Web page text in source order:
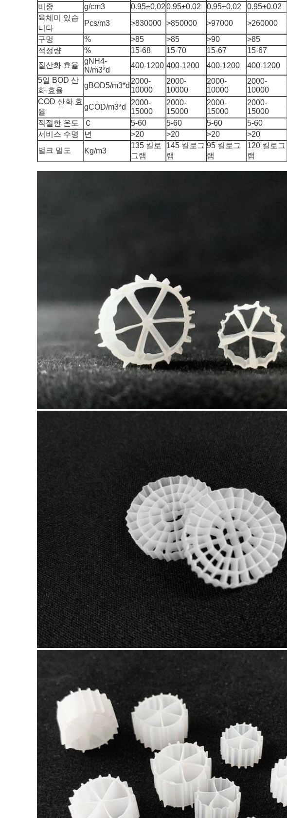
비중
g/cm3 0.95±0.020.95±0.02 0.95±0.02 0.95±0.02
육체미 있습
니다
Pcs/m3 >830000 >850000 >97000 >260000
구멍
% >85 >85 >90 >85
적정량
% 15-68 15-70 15-67 15-67
질산화 효율
gNH4-
N/m3*d
400-1200 400-1200 400-1200 400-1200
5일 BOD 산
화 효율
gBOD5/m3*d
2000-
10000
2000-
10000
2000-
10000
2000-
10000
COD 산화 효
율
gCOD/m3*d
2000-
15000
2000-
15000
2000-
15000
2000-
15000
적절한 온도
Ｃ 5-60 5-60 5-60 5-60
서비스 수명
년 >20 >20 >20 >20
벌크 밀도
Kg/m3
135 킬로
그램
145 킬로그
램
95 킬로그
램
120 킬로그
램